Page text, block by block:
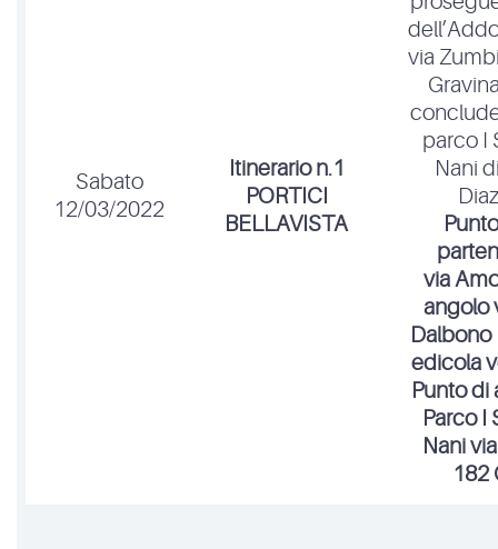
Sabato
12/03/2022
Itinerario n.1
PORTICI
BELLAVISTA
via
parco I
Nani
via
angolo
edicola
Punto di
Parco I
Nani
182